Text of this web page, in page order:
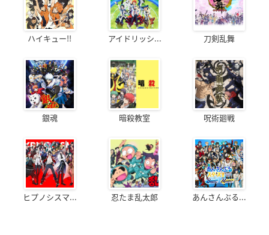
ハイキュー!! アイドリッシ... 刀剣乱舞
銀魂 暗殺教室 呪術廻戦
ヒプノシスマ... 忍たま乱太郎 あんさんぶる...